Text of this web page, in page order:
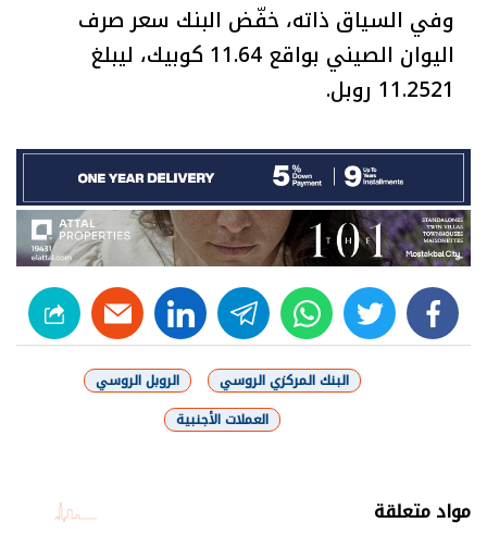
وفي السياق ذاته، خفّض البنك سعر صرف
اليوان الصيني بواقع 11.64 كوبيك، ليبلغ
11.2521 روبل.
facebook
twitter
whats
telegram
linkedin
البنك المركزي الروسي
الروبل الروسي
العملات الأجنبية
مواد متعلقة